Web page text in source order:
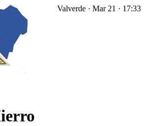
Valverde · Mar 21 · 17:33